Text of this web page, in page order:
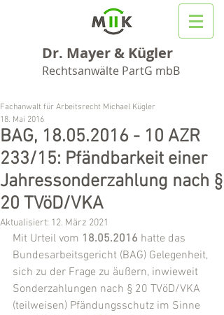
Dr. Mayer & Kügler
Rechtsanwälte PartG mbB
BAG, 18.05.2016 - 10 AZR
233/15: Pfändbarkeit einer
Jahressonderzahlung nach §
20 TVöD/VKA
Fachanwalt für Arbeitsrecht Michael Kügler
18. Mai 2016
Aktualisiert: 12. März 2021
Mit Urteil vom 18.05.2016 hatte das
Bundesarbeitsgericht (BAG) Gelegenheit,
sich zu der Frage zu äußern, inwieweit
Sonderzahlungen nach § 20 TVöD/VKA
(teilweisen) Pfändungsschutz im Sinne